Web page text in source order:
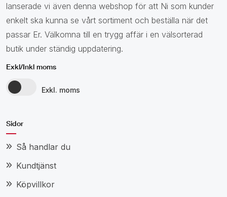
lanserade vi även denna webshop för att Ni som kunder
enkelt ska kunna se vårt sortiment och beställa när det
passar Er. Välkomna till en trygg affär i en välsorterad
butik under ständig uppdatering.
Exkl/Inkl moms
Exkl. moms
Sidor
Så handlar du
Kundtjänst
Köpvillkor